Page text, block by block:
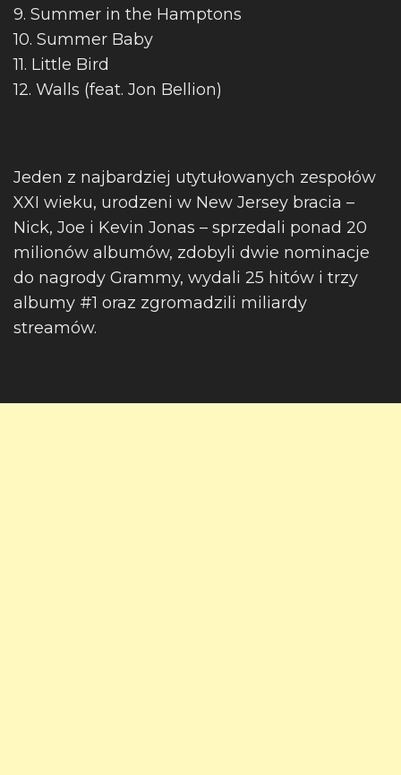
9. Summer in the Hamptons
10. Summer Baby
11. Little Bird
12. Walls (feat. Jon Bellion)
Jeden z najbardziej utytułowanych zespołów
XXI wieku, urodzeni w New Jersey bracia –
Nick, Joe i Kevin Jonas – sprzedali ponad 20
milionów albumów, zdobyli dwie nominacje
do nagrody Grammy, wydali 25 hitów i trzy
albumy #1 oraz zgromadzili miliardy
streamów.